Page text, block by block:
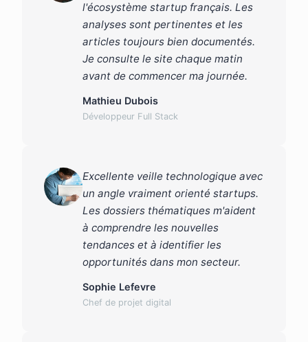
l'écosystème startup français. Les
analyses sont pertinentes et les
articles toujours bien documentés.
Je consulte le site chaque matin
avant de commencer ma journée.
Mathieu Dubois
Développeur Full Stack
Excellente veille technologique avec
un angle vraiment orienté startups.
Les dossiers thématiques m'aident
à comprendre les nouvelles
tendances et à identifier les
opportunités dans mon secteur.
Sophie Lefevre
Chef de projet digital